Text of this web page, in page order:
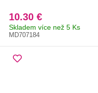
10.30 €
Skladem více než 5 Ks
MD707184